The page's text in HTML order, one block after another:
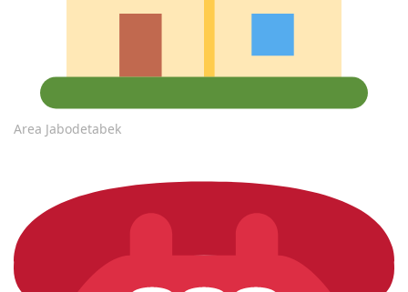
Area Jabodetabek